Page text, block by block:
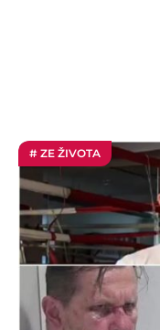
# ZE ŽIVOTA